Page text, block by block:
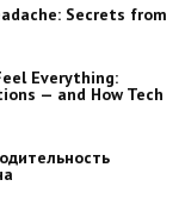
Secrets from
Everything:
— and How Tech